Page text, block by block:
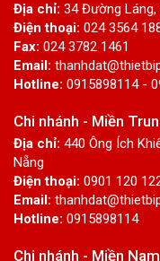
Địa chỉ: 34 Đường Láng,
Điện thoại: 024 3564
Fax: 024 3782 1461
Email:
Hotline: 0915898114 -
Chi nhánh - Miền
Địa chỉ: 440 Ông Ích
Nẵng
Điện thoại: 0901 120
Email:
Hotline: 0915898114
Chi nhánh - Miền Nam